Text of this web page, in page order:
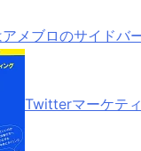
メブロのサイドバ
Twitterマーケテ